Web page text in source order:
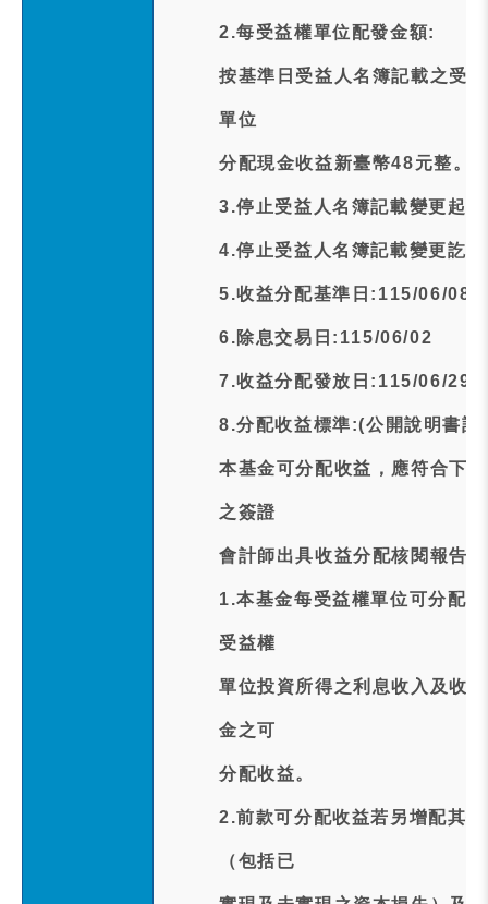
2.每受益權單位配發金額:
按基準日受益人名簿記載之受
單位
分配現金收益新臺幣48元整。
3.停止受益人名簿記載變更起
4.停止受益人名簿記載變更訖
5.收益分配基準日:115/06/08
6.除息交易日:115/06/02
7.收益分配發放日:115/06/29
8.分配收益標準:(公開說明書記
本基金可分配收益，應符合下
之簽證
會計師出具收益分配核閱報告
1.本基金每受益權單位可分配
受益權
單位投資所得之利息收入及收
金之可
分配收益。
2.前款可分配收益若另增配其
（包括已